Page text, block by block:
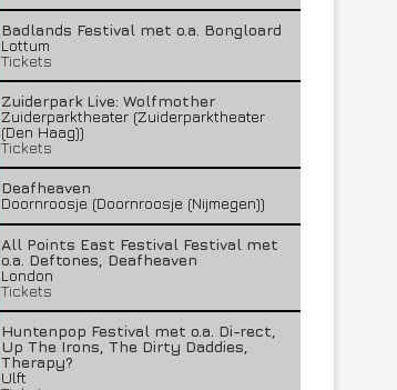
Badlands Festival met o.a. Bongloard
Lottum
Tickets
Zuiderpark Live: Wolfmother
Zuiderparktheater (Zuiderparktheater
(Den Haag))
Tickets
Deafheaven
Doornroosje (Doornroosje (Nijmegen))
All Points East Festival Festival met
o.a. Deftones, Deafheaven
London
Tickets
Huntenpop Festival met o.a. Di-rect,
Up The Irons, The Dirty Daddies,
Therapy?
Ulft